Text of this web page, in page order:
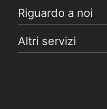
Riguardo a noi
Altri servizi